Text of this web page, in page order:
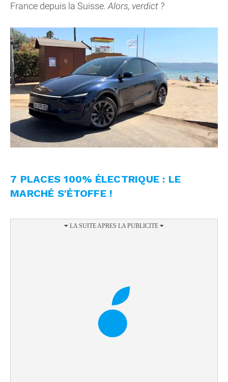
France depuis la Suisse. Alors, verdict ?
7 PLACES 100% ÉLECTRIQUE : LE
MARCHÉ S'ÉTOFFE !